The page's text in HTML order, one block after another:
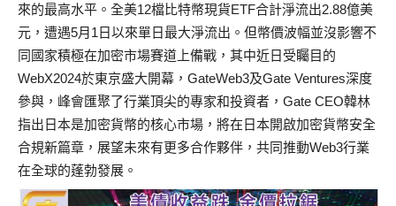
來的最高水平。全美12檔比特幣現貨ETF合計淨流出2.88億美
元，遭遇5月1日以來單日最大淨流出。但幣價波幅並沒影響不
同國家積極在加密市場賽道上備戰，其中近日受矚目的
WebX2024於東京盛大開幕，GateWeb3及Gate Ventures深度
參與，峰會匯聚了行業頂尖的專家和投資者，Gate CEO韓林
指出日本是加密貨幣的核心市場，將在日本開啟加密貨幣安全
合規新篇章，展望未來有更多合作夥伴，共同推動Web3行業
在全球的蓬勃發展。